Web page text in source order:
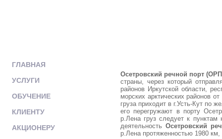
Осетровский речной порт
страны, через который
районов Иркутской области,
морских арктических районов
груза приходит в г.Усть-Кут по
его перегружают в порту
р.Лена груз следует к пунктам
деятельность Осетровский
р.Лена протяженностью 1980 км,
ГЛАВНАЯ
УСЛУГИ
ОБУЧЕНИЕ
КЛИЕНТУ
АКЦИОНЕРУ